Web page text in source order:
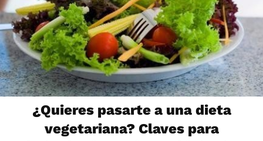
¿Quieres pasarte a una dieta
vegetariana? Claves para